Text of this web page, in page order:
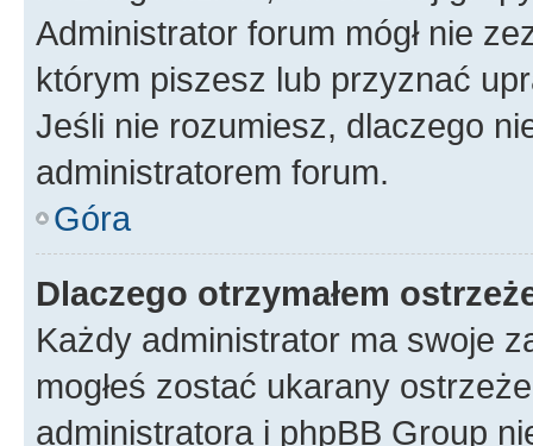
Administrator forum mógł nie
którym piszesz lub przyznać
Jeśli nie rozumiesz, dlaczego
administratorem forum.
Góra
Dlaczego otrzymałem
Każdy administrator ma swoje
mogłeś zostać ukarany
administratora i phpBB Group